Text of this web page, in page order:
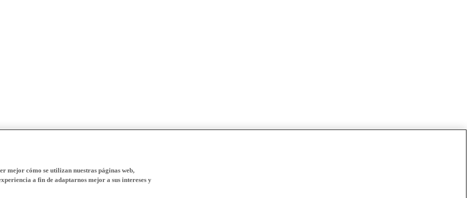
mejor cómo se utilizan nuestras páginas web,
a fin de adaptarnos mejor a sus intereses y